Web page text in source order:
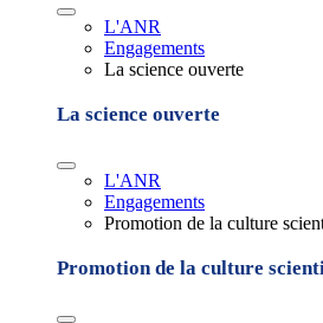
L'ANR
Engagements
La science ouverte
La science ouverte
L'ANR
Engagements
Promotion de la culture
Promotion de la culture